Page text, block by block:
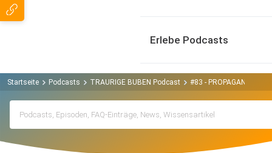
Erlebe Podcasts
Startseite Podcasts TRAURIGE BUBEN Podcast #83 - PROPAGANDA